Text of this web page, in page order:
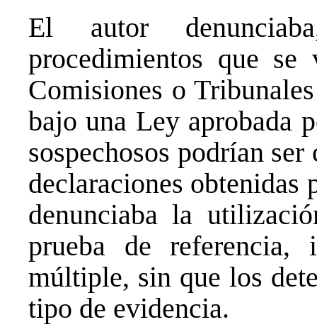
El autor
procedimientos que se
Comisiones o
bajo una Ley aprobada
sospechosos podrían ser
declaraciones obtenidas
denunciaba la
prueba de referencia,
múltiple, sin que los
tipo de evidencia.